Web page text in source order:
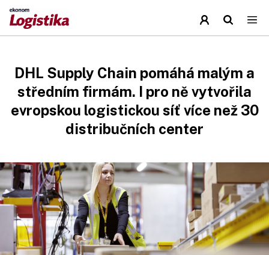
DHL Supply Chain pomáhá malým a
středním firmám. I pro ně vytvořila
evropskou logistickou síť více než 30
distribučních center